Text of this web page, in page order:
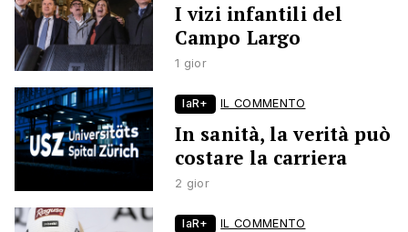
I vizi infantili del
Campo Largo
1 gior
laR+ IL COMMENTO
In sanità, la verità può
costare la carriera
2 gior
laR+ IL COMMENTO